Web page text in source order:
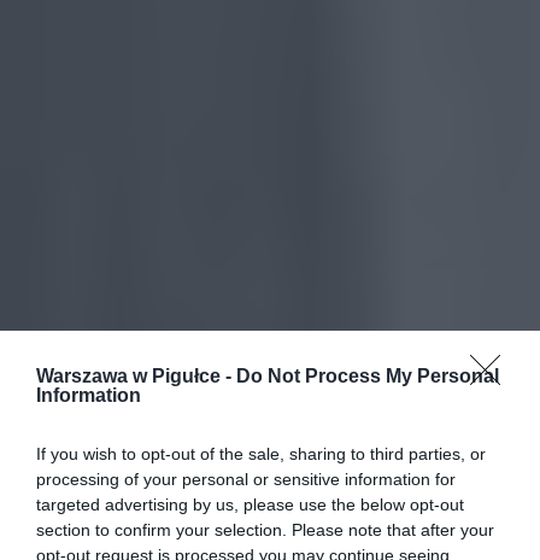
Warszawa w Pigułce - Do Not Process My Personal
Information
If you wish to opt-out of the sale, sharing to third parties, or
processing of your personal or sensitive information for
targeted advertising by us, please use the below opt-out
section to confirm your selection. Please note that after your
opt-out request is processed you may continue seeing